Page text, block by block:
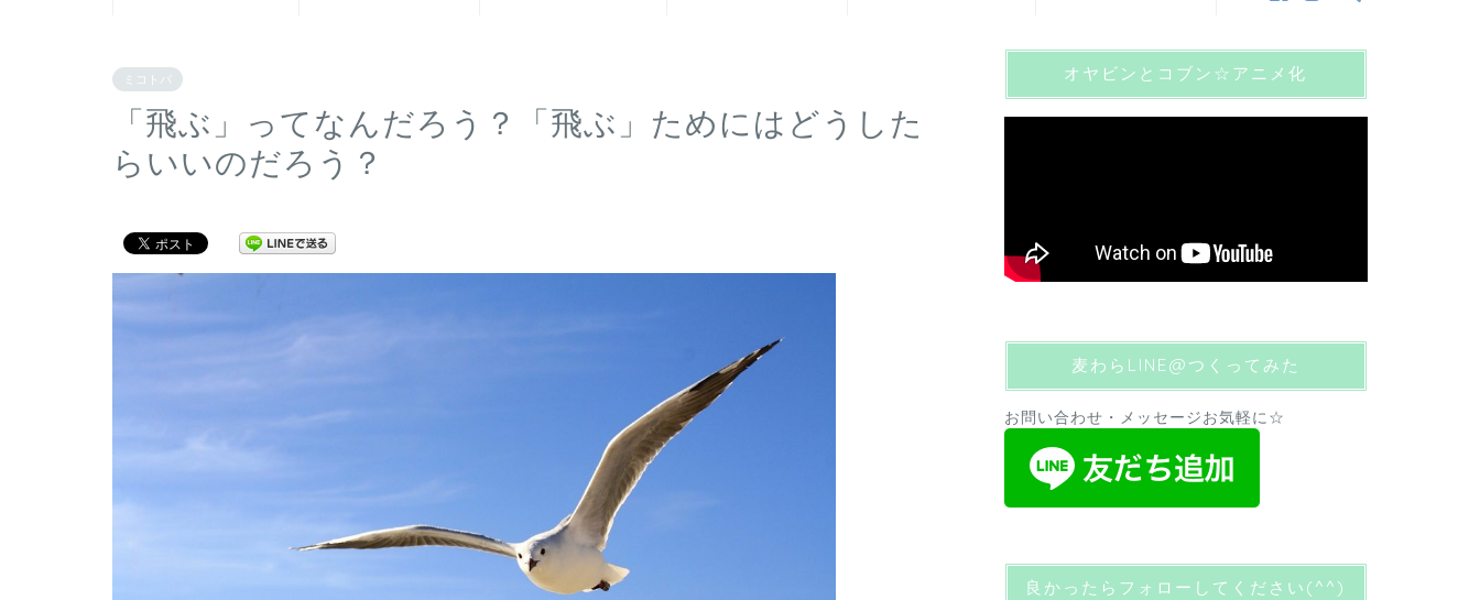
ミコトバ
「飛ぶ」ってなんだろう？「飛ぶ」ためにはどうした
らいいのだろう？
オヤビンとコブン☆アニメ化
麦わらLINE@つくってみた
お問い合わせ・メッセージお気軽に☆
良かったらフォローしてください(^^)